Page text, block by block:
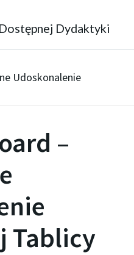
Dydaktyki
Udoskonalenie
–
Tablicy